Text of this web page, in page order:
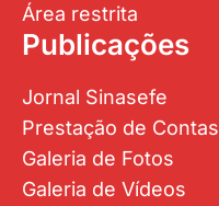
Área restrita
Publicações
Jornal Sinasefe
Prestação de Contas
Galeria de Fotos
Galeria de Vídeos